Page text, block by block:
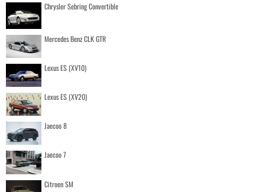
Chrysler Sebring Convertible
Mercedes Benz CLK GTR
Lexus ES (XV10)
Lexus ES (XV20)
Jaecoo 8
Jaecoo 7
Citroen SM